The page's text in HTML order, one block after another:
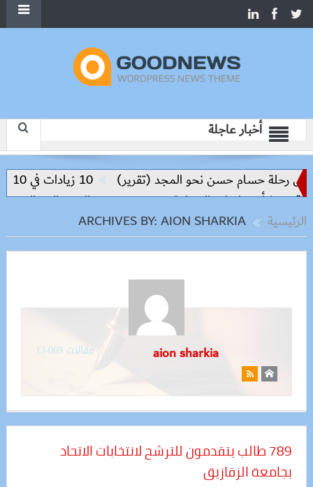
أخبار عاجلة
رحلة حسام حسن نحو المجد (تقرير)
10 زيادات في 10 سنوات.. هل حان الوقت لرفع دعم البنزين نهائيا؟
بشأن تطورات المنطقة
خفض سعر السكر الحر إلى 25 جنيهًا.. بدء الطرح غدًا بالمجمعات الاستهلاكية
الرئيسية
aion sharkia مقالات 13٬069
789 طالب يتقدمون للترشح لانتخابات الاتحاد
بجامعة الزقازيق‏